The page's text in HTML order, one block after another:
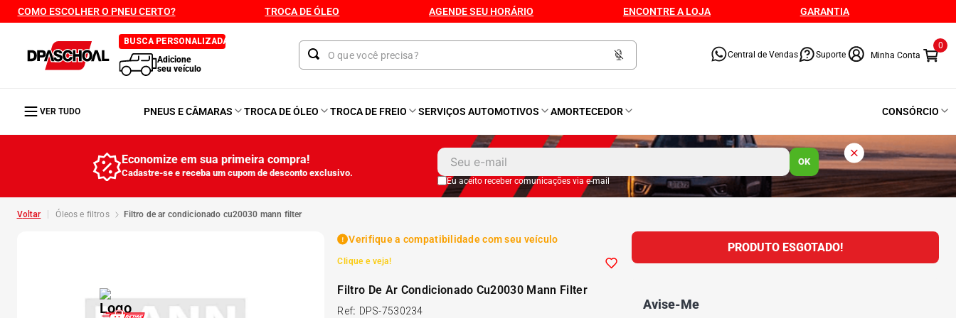
COMO ESCOLHER O PNEU CERTO? TROCA DE ÓLEO AGENDE SEU HORÁRIO ENCONTRE A LOJA GARANTIA
BUSCA PERSONALIZADA
Adicione
seu veículo
Central de Vendas Suporte
0
VER TUDO PNEUS E CÂMARAS TROCA DE ÓLEO TROCA DE FREIO SERVIÇOS AUTOMOTIVOS AMORTECEDOR CONSÓRCIO
Economize em sua primeira compra!
Cadastre-se e receba um cupom de desconto exclusivo.
OK
Eu aceito receber comunicações via e-mail
óleos e filtros filtro de ar condicionado cu20030 mann filter
Verifique a compatibilidade com seu veículo
Clique e veja!
Filtro De Ar Condicionado Cu20030 Mann Filter
Ref: DPS-7530234
PRODUTO ESGOTADO!
Avise-Me
1º Kit 4 Pneu
2º Kit Pneu
175 65r14
Kit 4 Pneu Xbri Aro 13